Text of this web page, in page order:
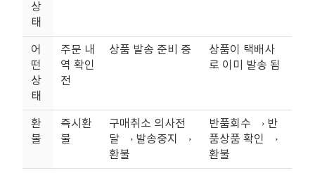
상
태
어
떤
상
태
주문 내
역 확인
전
상품 발송 준비 중
상품이 택배사
로 이미 발송 됨
환
불
즉시환
불
구매취소 의사전
달 → 발송중지 →
환불
반품회수 → 반
품상품 확인 →
환불